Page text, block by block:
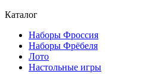
Каталог
Наборы Фроссия
Наборы Фрёбеля
Лото
Настольные игры